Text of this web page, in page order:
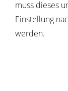
muss dieses
Einstellung
werden.